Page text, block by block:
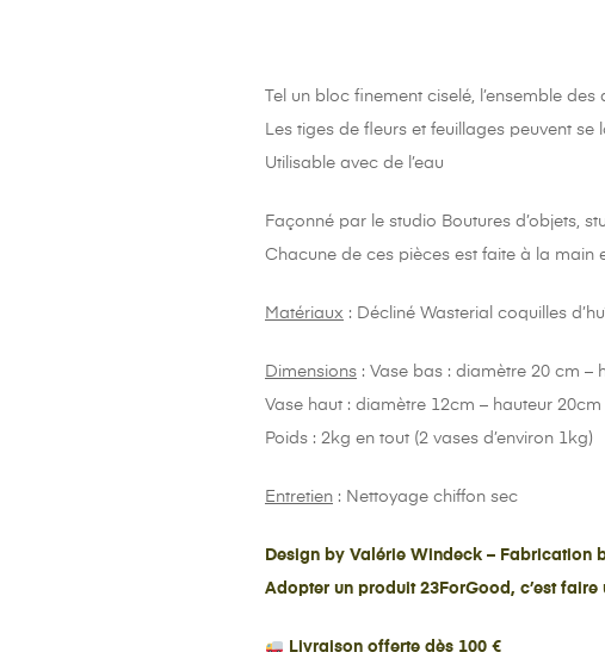
Tel un bloc finement ciselé, l’ensemble
Les tiges de fleurs et feuillages peuvent
Utilisable avec de l’eau
Façonné par le studio Boutures d’objets,
Chacune de ces pièces est faite à la main
Matériaux : Décliné Wasterial coquilles
Dimensions : Vase bas : diamètre 20 cm –
Vase haut : diamètre 12cm – hauteur 20cm
Poids : 2kg en tout (2 vases d’environ 1kg)
Entretien : Nettoyage chiffon sec
Design by Valérie Windeck – Fabrication
Adopter un produit 23ForGood, c’est
Livraison offerte dès 100 €